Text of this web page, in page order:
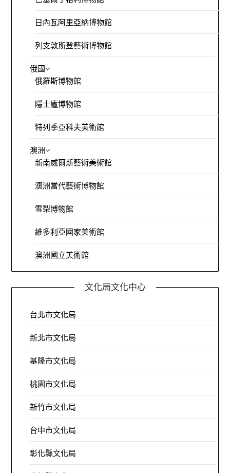
日內瓦阿里亞納博物館
列支敦斯登藝術博物館
俄國
俄羅斯博物館
隱士廬博物館
特列季亞科夫美術館
澳洲
新南威爾斯藝術美術館
澳洲當代藝術博物館
雪梨博物館
維多利亞國家美術館
澳洲國立美術館
文化局文化中心
台北市文化局
新北市文化局
基隆市文化局
桃園市文化局
新竹市文化局
台中市文化局
彰化縣文化局